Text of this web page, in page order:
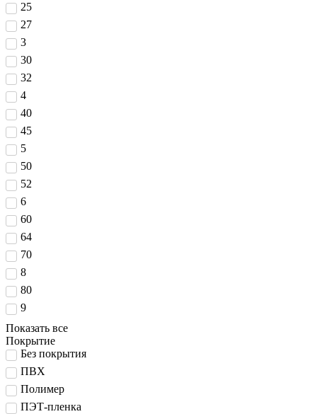
25
27
3
30
32
4
40
45
5
50
52
6
60
64
70
8
80
9
Показать все
Покрытие
Без покрытия
ПВХ
Полимер
ПЭТ-пленка